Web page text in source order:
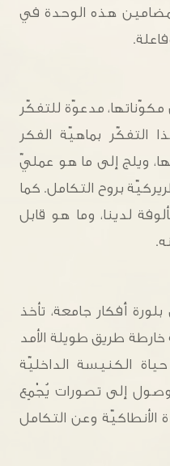
هذه الوحدة في
مدعوّة للتفكّر
بماهيّة الفكر
ويلج إلى ما هو عمليّ
بروح التكامل. كما
لدينا، وما هو قابل
أفكار جامعة، تأخذ
طريق طويلة الأمد
الكنيسة الداخليّة
إلى تصورات يُجْمِع
وعن التكامل